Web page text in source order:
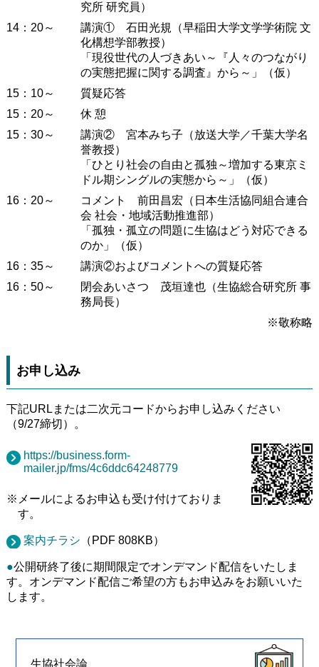
究所 研究員）
14：20～
講演① 石田光規（早稲田大学文学学術院 文
化構想学部教授）
「現役世代の人づきあい～『人々のつながり
の実態把握に関する調査』から～」（仮）
15：10～
質疑応答
15：20～
休 憩
15：30～
講演② 宮本みち子（放送大学／千葉大学名
誉教授）
「ひとり社会の自由と孤独～増加する東京ミ
ドル期シングルの実態から～」（仮）
16：20～
コメント 前田昌宏（日本生活協同組合連合
会 社会・地域活動推進部）
「孤独・孤立の問題に生協はどう対応できる
のか」（仮）
16：35～
講演②およびコメントへの質疑応答
16：50～
閉会あいさつ 茂垣達也（生協総合研究所 事
務局長）
※敬称略
お申し込み
下記URLまたは二次元コードからお申し込みください
（9/27締切）。
https://business.form-
mailer.jp/fms/4c6ddc64248779
※メールによるお申込も受け付けておりま
す。
案内チラシ （PDF 808KB）
●公開研終了後に期間限定でオンデマンド配信をいたしま
す。オンデマンド配信ご希望の方もお申込みをお願いいた
します。
生協社会論